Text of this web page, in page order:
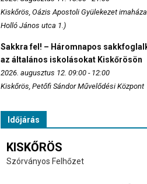
Kiskőrös, Oázis Apostoli Gyülekezet
Holló János utca 1.)
Sakkra fel! – Háromnapos
az általános iskolásokat Kiskőrösön
2026. augusztus 12. 09:00 - 12:00
Kiskőrös, Petőfi Sándor Művelődési Központ
Időjárás
KISKŐRÖS
Szórványos Felhőzet